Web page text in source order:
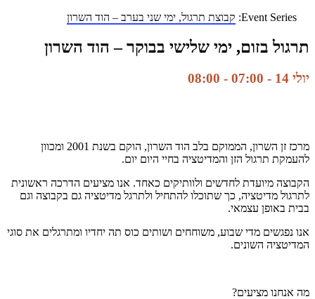
Event Series: קבוצת תרגול, ימי שני בערב – הוד השרון
תרגול בזום, ימי שלישי בבוקר – הוד השרון
יולי 14 - 07:00 -
08:00
מרכז זן השרון, הממוקם בלב הוד השרון, הוקם בשנת 2001 ומכוון
להעמקת תרגול הזן והמדיטציה בחיי היום יום.
הקבוצה מיועדת לחדשים ולוותיקים כאחד. אנו מציעים הדרכה ראשונית
לתרגול מדיטציה, כך שתוכלו להתחיל ולתרגל מדיטציה גם בקבוצה וגם
בבית באופן עצמאי.
אנו נפגשים מדי שבוע, משוחחים ושותים כוס תה יחדיו ומתרגלים את סוגי
המדיטציה השונים.
מה אנחנו מציעים?